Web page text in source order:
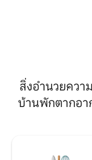
สิ่งอำนวยคว
บ้านพักตากอา